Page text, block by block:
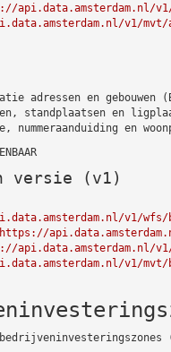
api.data.amsterdam.nl/v1/
v1/mvt/
adressen en gebouwen
standplaatsen en
nummeraanduiding en
versie (v1)
v1/wfs/
https://
api.data.amsterdam.nl/
v1/mvt/